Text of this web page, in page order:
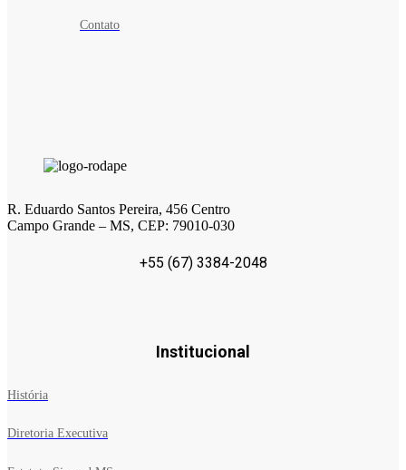
Contato
R. Eduardo Santos Pereira, 456 Centro
Campo Grande – MS, CEP: 79010-030
+55 (67) 3384-2048
Institucional
História
Diretoria Executiva